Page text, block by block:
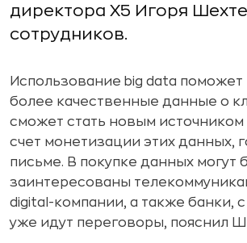
директора X5 Игоря
сотрудников.
Использование big data поможет
более качественные данные о
сможет стать новым источником
счет монетизации этих данных,
письме. В покупке данных могут
заинтересованы
digital-компании, а также банки,
уже идут переговоры, пояснил